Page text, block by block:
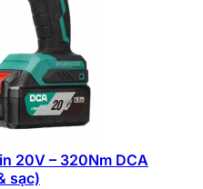
20V – 320Nm DCA
sạc)